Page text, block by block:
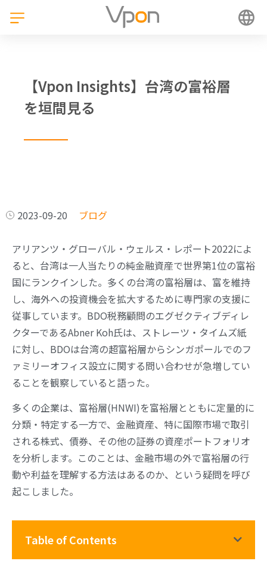
【Vpon Insights】台湾の富裕層
を垣間見る
2023-09-20 ブログ
アリアンツ・グローバル・ウェルス・レポート2022によ
ると、台湾は一人当たりの純金融資産で世界第1位の富裕
国にランクインした。多くの台湾の富裕層は、富を維持
し、海外への投資機会を拡大するために専門家の支援に
従事しています。BDO税務顧問のエグゼクティブディレ
クターであるAbner Koh氏は、ストレーツ・タイムズ紙
に対し、BDOは台湾の超富裕層からシンガポールでのフ
ァミリーオフィス設立に関する問い合わせが急増してい
ることを観察していると語った。
多くの企業は、富裕層(HNWI)を富裕層とともに定量的に
分類・特定する一方で、金融資産、特に国際市場で取引
される株式、債券、その他の証券の資産ポートフォリオ
を分析します。このことは、金融市場の外で富裕層の行
動や利益を理解する方法はあるのか、という疑問を呼び
起こしました。
Table of Contents